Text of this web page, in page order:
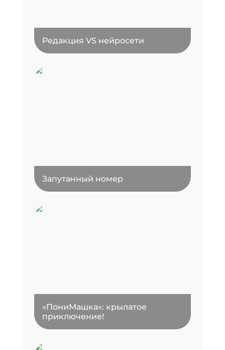
Редакция VS нейросети
Запутанный номер
«ПониМашка»: крылатое
приключение!